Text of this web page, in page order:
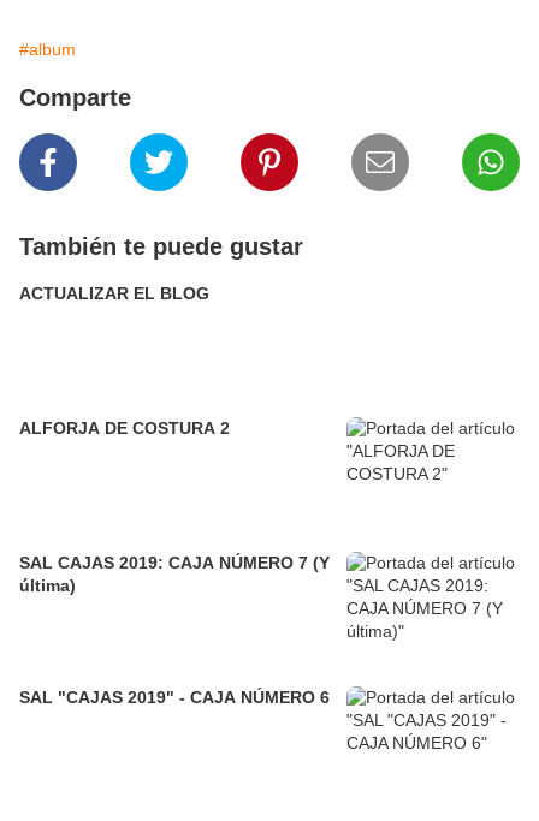
#album
Comparte
También te puede gustar
ACTUALIZAR EL BLOG
ALFORJA DE COSTURA 2
SAL CAJAS 2019: CAJA NÚMERO 7 (Y
última)
SAL "CAJAS 2019" - CAJA NÚMERO 6